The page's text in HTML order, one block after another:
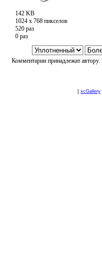
142 KB
1024 x 768 пикселов
520 раз
0 раз
Комментарии принадлежат
[ xcGallery